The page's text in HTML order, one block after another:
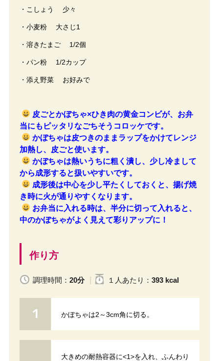
・こしょう 少々
・小麦粉 大さじ1
・溶きたまご 1/2個
・パン粉 1/2カップ
・添え野菜 お好みで
皮ごとかぼちゃ×ひき肉の黄金コンビが、お弁
当にもピッタリなごちそうコロッケです。
かぼちゃは皮つきのままラップをかけてレンジ
加熱し、皮ごと使います。
かぼちゃは熱いうちに粗く潰し、少し冷まして
から成形すると扱いやすいです。
成形後は中心を少し平たくしておくと、揚げ焼
き時に火が通りやすくなります。
お弁当に入れる時は、半分に切って入れると、
中のかぼちゃがよく見えて彩りアップに！
作り方
調理時間： 20分 １人 あたり ： 393 kcal
かぼちゃは2～3cm角に切る。
大きめの耐熱容器に<1>を入れ、ふんわり